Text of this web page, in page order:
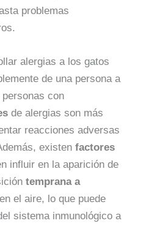
problemas
alergias a los gatos
de una persona a
con
de alergias son más
reacciones adversas
existenfactores
influir en la aparición de
temprana a
en el aire, lo que puede
sistema inmunológico a